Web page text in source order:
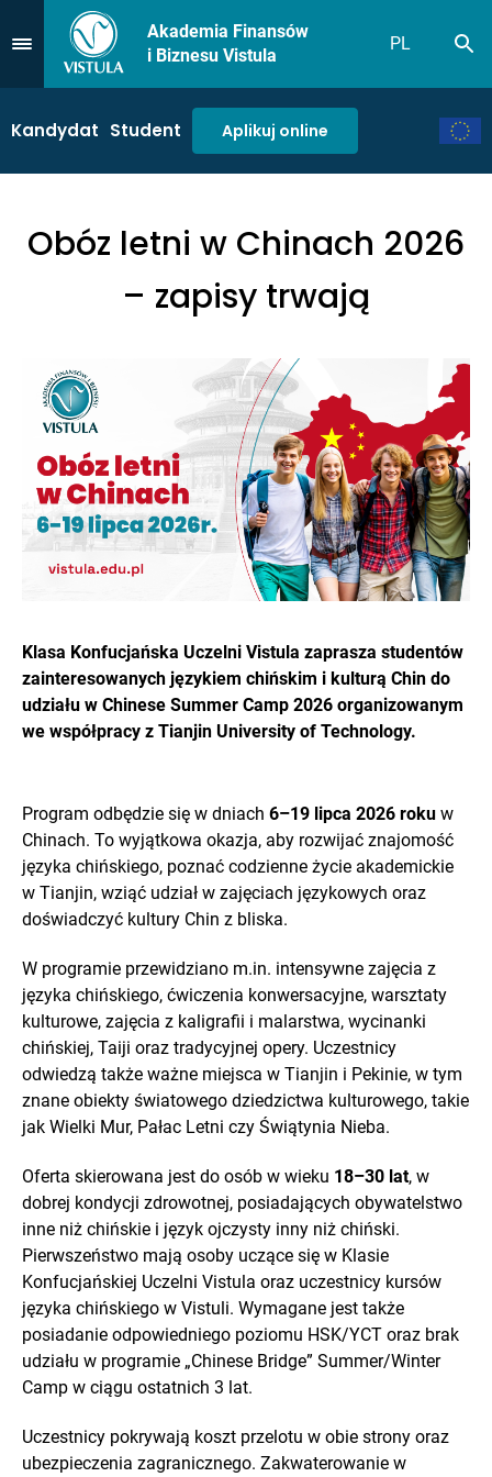
Przejdź do Menu
Akademia Finansów
i Biznesu Vistula
PL
Kandydat Student Aplikuj online
Obóz letni w Chinach 2026
– zapisy trwają
Klasa Konfucjańska Uczelni Vistula zaprasza studentów
zainteresowanych językiem chińskim i kulturą Chin do
udziału w Chinese Summer Camp 2026 organizowanym
we współpracy z Tianjin University of Technology.
Program odbędzie się w dniach 6–19 lipca 2026 roku w
Chinach. To wyjątkowa okazja, aby rozwijać znajomość
języka chińskiego, poznać codzienne życie akademickie
w Tianjin, wziąć udział w zajęciach językowych oraz
doświadczyć kultury Chin z bliska.
W programie przewidziano m.in. intensywne zajęcia z
języka chińskiego, ćwiczenia konwersacyjne, warsztaty
kulturowe, zajęcia z kaligrafii i malarstwa, wycinanki
chińskiej, Taiji oraz tradycyjnej opery. Uczestnicy
odwiedzą także ważne miejsca w Tianjin i Pekinie, w tym
znane obiekty światowego dziedzictwa kulturowego, takie
jak Wielki Mur, Pałac Letni czy Świątynia Nieba.
Oferta skierowana jest do osób w wieku 18–30 lat, w
dobrej kondycji zdrowotnej, posiadających obywatelstwo
inne niż chińskie i język ojczysty inny niż chiński.
Pierwszeństwo mają osoby uczące się w Klasie
Konfucjańskiej Uczelni Vistula oraz uczestnicy kursów
języka chińskiego w Vistuli. Wymagane jest także
posiadanie odpowiedniego poziomu HSK/YCT oraz brak
udziału w programie „Chinese Bridge” Summer/Winter
Camp w ciągu ostatnich 3 lat.
Uczestnicy pokrywają koszt przelotu w obie strony oraz
ubezpieczenia zagranicznego. Zakwaterowanie w